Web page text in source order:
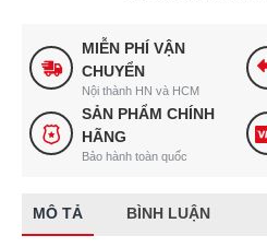
MIỄN PHÍ VẬN
CHUYỂN
Nội thành HN và HCM
SẢN PHẨM CHÍNH
HÃNG
Bảo hành toàn quốc
MÔ TẢ BÌNH LUẬN